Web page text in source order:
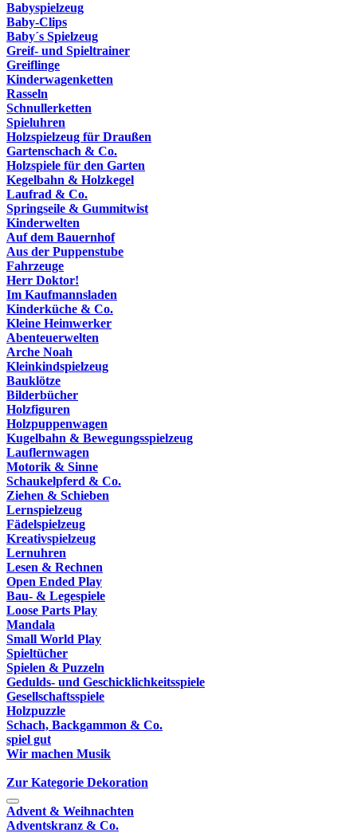
Babyspielzeug
Baby-Clips
Baby´s Spielzeug
Greif- und Spieltrainer
Greiflinge
Kinderwagenketten
Rasseln
Schnullerketten
Spieluhren
Holzspielzeug für Draußen
Gartenschach & Co.
Holzspiele für den Garten
Kegelbahn & Holzkegel
Laufrad & Co.
Springseile & Gummitwist
Kinderwelten
Auf dem Bauernhof
Aus der Puppenstube
Fahrzeuge
Herr Doktor!
Im Kaufmannsladen
Kinderküche & Co.
Kleine Heimwerker
Abenteuerwelten
Arche Noah
Kleinkindspielzeug
Bauklötze
Bilderbücher
Holzfiguren
Holzpuppenwagen
Kugelbahn & Bewegungsspielzeug
Lauflernwagen
Motorik & Sinne
Schaukelpferd & Co.
Ziehen & Schieben
Lernspielzeug
Fädelspielzeug
Kreativspielzeug
Lernuhren
Lesen & Rechnen
Open Ended Play
Bau- & Legespiele
Loose Parts Play
Mandala
Small World Play
Spieltücher
Spielen & Puzzeln
Gedulds- und Geschicklichkeitsspiele
Gesellschaftsspiele
Holzpuzzle
Schach, Backgammon & Co.
spiel gut
Wir machen Musik
Zur Kategorie Dekoration
Advent & Weihnachten
Adventskranz & Co.